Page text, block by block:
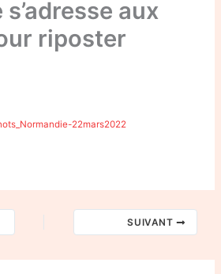
aux
riposter
22mars2022
SUIVANT